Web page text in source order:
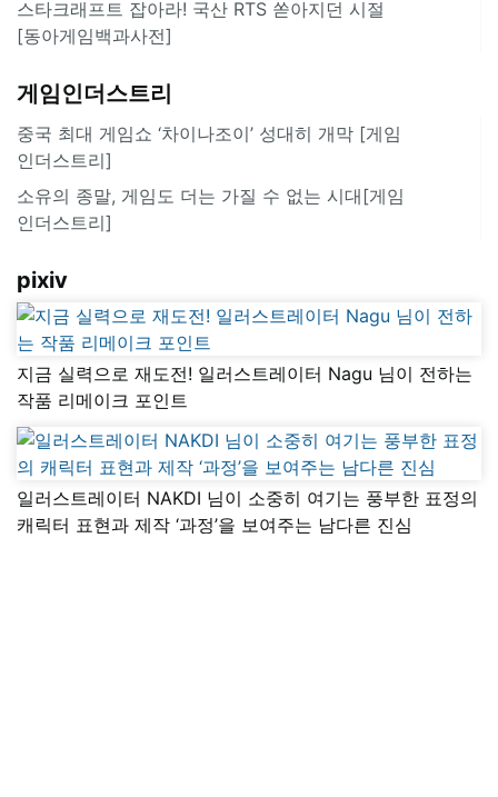
스타크래프트 잡아라! 국산 RTS 쏟아지던 시절
[동아게임백과사전]
게임인더스트리
중국 최대 게임쇼 ‘차이나조이’ 성대히 개막 [게임
인더스트리]
소유의 종말, 게임도 더는 가질 수 없는 시대[게임
인더스트리]
pixiv
지금 실력으로 재도전! 일러스트레이터 Nagu 님이 전하는
작품 리메이크 포인트
일러스트레이터 NAKDI 님이 소중히 여기는 풍부한 표정의
캐릭터 표현과 제작 ‘과정’을 보여주는 남다른 진심